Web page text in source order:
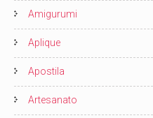
Amigurumi
Aplique
Apostila
Artesanato